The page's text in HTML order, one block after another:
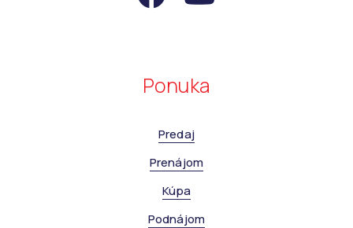
Ponuka
Predaj
Prenájom
Kúpa
Podnájom